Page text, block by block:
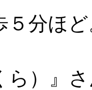
５分ほ
ら）』